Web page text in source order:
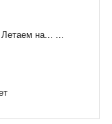
Летаем на... ...